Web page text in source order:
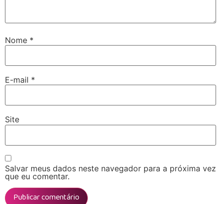
Nome *
E-mail *
Site
Salvar meus dados neste navegador para a próxima vez
que eu comentar.